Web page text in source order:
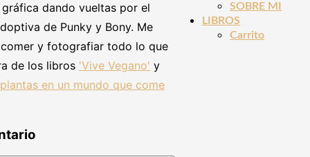
dando vueltas por el
de Punky y Bony. Me
y fotografiar todo lo que
de los libros 'Vive Vegano' y
en un mundo que come
SOBRE MI
LIBROS
Carrito